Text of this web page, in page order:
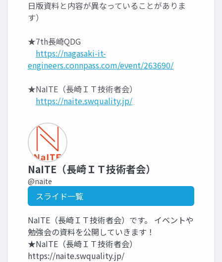
日版資料と内容が異なっていることがありま
す）
★7th長崎QDG
https://nagasaki-it-
engineers.connpass.com/event/263690/
★NaITE（長崎ＩＴ技術者会）
https://naite.swquality.jp/
NaITE（長崎ＩＴ技術者会）
@naite
スライド一覧
NaITE（長崎ＩＴ技術者会）です。 イベントや
勉強会の資料を公開していきます！
★NaITE（長崎ＩＴ技術者会）
https://naite.swquality.jp/